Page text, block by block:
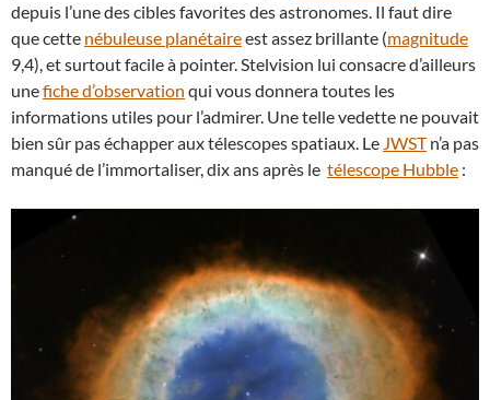
depuis l’une des cibles favorites des astronomes. Il faut dire
que cette nébuleuse planétaireest assez brillante (magnitude
9,4), et surtout facile à pointer. Stelvision lui consacre d’ailleurs
unefiche d’observation qui vous donnera toutes les
informations utiles pour l’admirer. Une telle vedette ne pouvait
bien sûr pas échapper aux télescopes spatiaux. Le JWSTn’a pas
manqué de l’immortaliser, dix ans après le télescope Hubble :